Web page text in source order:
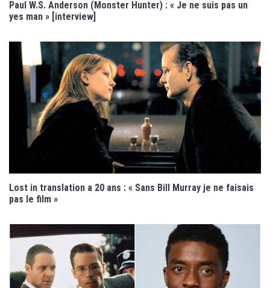
Paul W.S. Anderson (Monster Hunter) : « Je ne suis pas un
yes man » [interview]
Lost in translation a 20 ans : « Sans Bill Murray je ne faisais
pas le film »